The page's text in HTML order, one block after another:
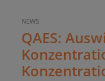
NEWS
QAES: